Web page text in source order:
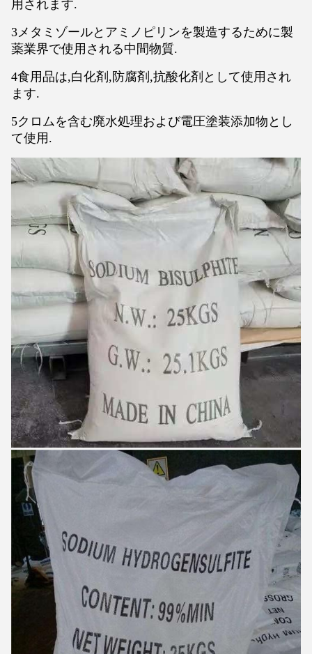
用されます.
3メタミゾールとアミノピリンを製造するために製
薬業界で使用される中間物質.
4食用品は,白化剤,防腐剤,抗酸化剤として使用され
ます.
5クロムを含む廃水処理および電圧塗装添加物とし
て使用.